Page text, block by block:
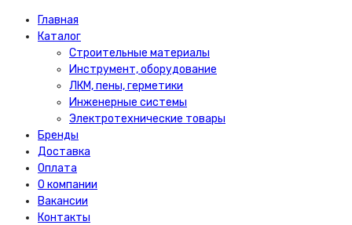
Главная
Каталог
Строительные материалы
Инструмент, оборудование
ЛКМ, пены, герметики
Инженерные системы
Электротехнические товары
Бренды
Доставка
Оплата
О компании
Вакансии
Контакты